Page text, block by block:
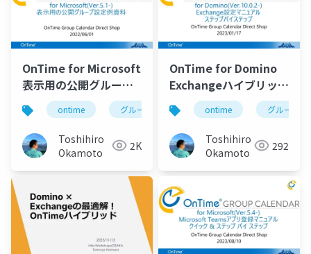
OnTime for Microsoft
表示用の公開グループ
設定例資料
ontime グループカレンダー 組織カレンダー
Toshihiro
Okamoto
2K
OnTime for Domino
Exchangeハイブリッド
設定マニュアル
ontime グループ
Toshihiro
Okamoto
292